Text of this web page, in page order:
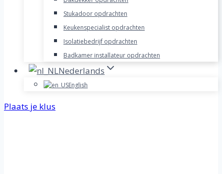
Stukadoor opdrachten
Keukenspecialist opdrachten
Isolatiebedrijf opdrachten
Badkamer installateur opdrachten
Nederlands
English
Plaats je klus